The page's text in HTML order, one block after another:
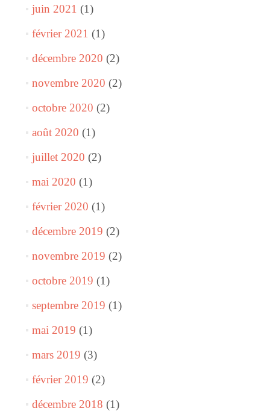
juin 2021 (1)
février 2021 (1)
décembre 2020 (2)
novembre 2020 (2)
octobre 2020 (2)
août 2020 (1)
juillet 2020 (2)
mai 2020 (1)
février 2020 (1)
décembre 2019 (2)
novembre 2019 (2)
octobre 2019 (1)
septembre 2019 (1)
mai 2019 (1)
mars 2019 (3)
février 2019 (2)
décembre 2018 (1)